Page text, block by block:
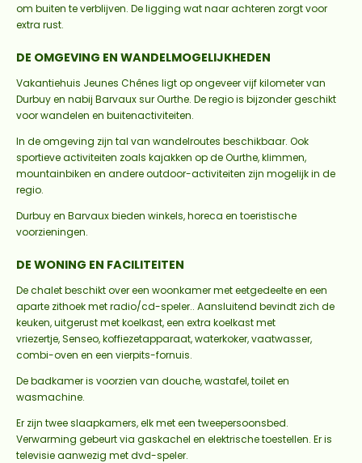
om buiten te verblijven. De ligging wat naar achteren zorgt voor
extra rust.
DE OMGEVING EN WANDELMOGELIJKHEDEN
Vakantiehuis Jeunes Chênes ligt op ongeveer vijf kilometer van
Durbuy en nabij Barvaux sur Ourthe. De regio is bijzonder geschikt
voor wandelen en buitenactiviteiten.
In de omgeving zijn tal van wandelroutes beschikbaar. Ook
sportieve activiteiten zoals kajakken op de Ourthe, klimmen,
mountainbiken en andere outdoor-activiteiten zijn mogelijk in de
regio.
Durbuy en Barvaux bieden winkels, horeca en toeristische
voorzieningen.
DE WONING EN FACILITEITEN
De chalet beschikt over een woonkamer met eetgedeelte en een
aparte zithoek metradio/cd-speler.. Aansluitend bevindt zich de
keuken, uitgerust met koelkast,een extra koelkast met
vriezertje,Senseo, koffiezetapparaat, waterkoker, vaatwasser,
combi-oven en een vierpits-fornuis.
De badkamer is voorzien van douche, wastafel, toilet en
wasmachine.
Er zijn twee slaapkamers, elk met een tweepersoonsbed.
Verwarming gebeurt via gaskachel en elektrische toestellen. Er is
televisie aanwezig met dvd-speler.